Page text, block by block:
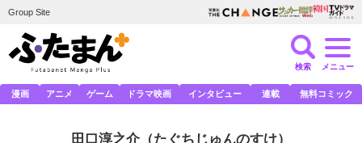
Group Site
検索 メニュー
漫画 アニメ ゲーム ドラマ映画 インタビュー 連載 無料コミック
田口淳之介（たぐちじゅんのすけ）